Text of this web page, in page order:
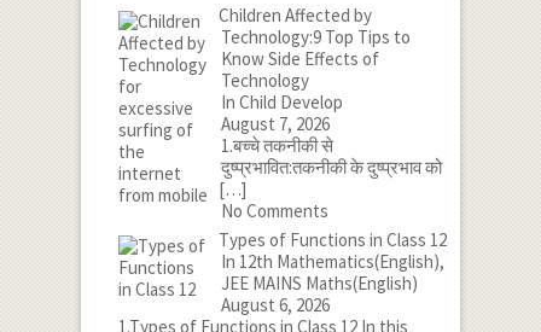
Children Affected by
Technology:9 Top Tips to
Know Side Effects of
Technology
In Child Develop
August 7, 2026
1.बच्चे तकनीकी से
दुष्प्रभावित:तकनीकी के दुष्प्रभाव को
[…]
No Comments
Types of Functions in Class 12
In 12th Mathematics(English),
JEE MAINS Maths(English)
August 6, 2026
1.Types of Functions in Class 12 In this